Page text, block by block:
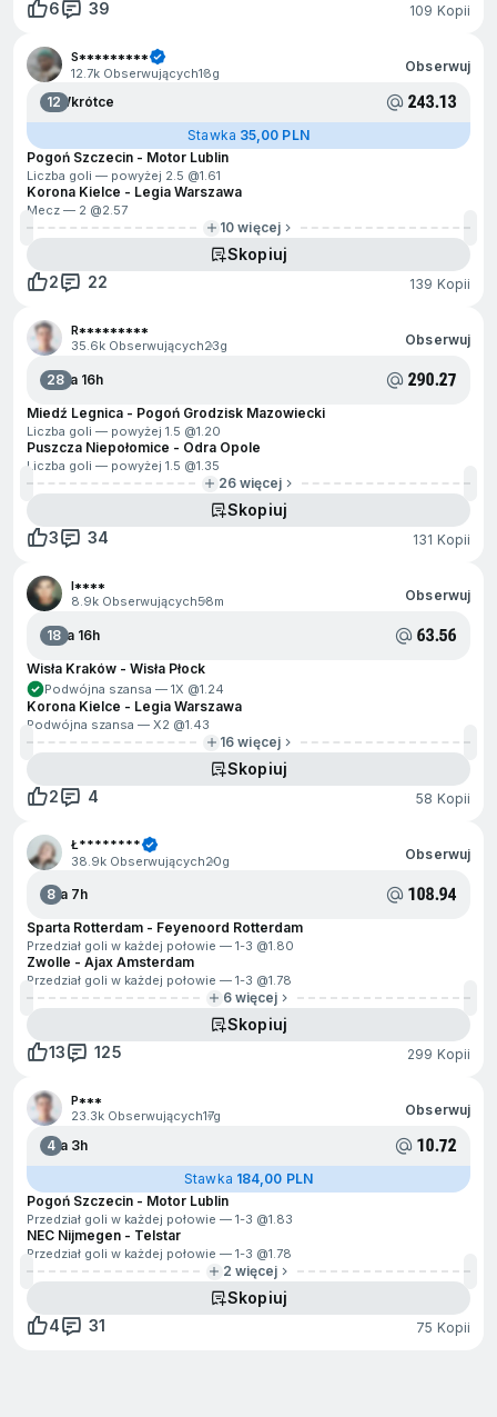
6
39 109 Kopii
S*********
12.7k Obserwujących18g Obserwuj
12Wkrótce 243.13
Stawka 35,00 PLN
Pogoń Szczecin - Motor Lublin
Liczba goli — powyżej 2.5 @1.61
Korona Kielce - Legia Warszawa
Mecz — 2 @2.57
10 więcej
Skopiuj
2
22 139 Kopii
R*********
35.6k Obserwujących23g Obserwuj
28Za 16h 290.27
Miedź Legnica - Pogoń Grodzisk Mazowiecki
Liczba goli — powyżej 1.5 @1.20
Puszcza Niepołomice - Odra Opole
Liczba goli — powyżej 1.5 @1.35
26 więcej
Skopiuj
3
34 131 Kopii
I****
8.9k Obserwujących58m Obserwuj
18Za 16h 63.56
Wisła Kraków - Wisła Płock
Podwójna szansa — 1X @1.24
Korona Kielce - Legia Warszawa
Podwójna szansa — X2 @1.43
16 więcej
Skopiuj
2
4 58 Kopii
Ł********
38.9k Obserwujących20g Obserwuj
8Za 7h 108.94
Sparta Rotterdam - Feyenoord Rotterdam
Przedział goli w każdej połowie — 1-3 @1.80
Zwolle - Ajax Amsterdam
Przedział goli w każdej połowie — 1-3 @1.78
6 więcej
Skopiuj
13
125 299 Kopii
P***
23.3k Obserwujących17g Obserwuj
4Za 3h 10.72
Stawka 184,00 PLN
Pogoń Szczecin - Motor Lublin
Przedział goli w każdej połowie — 1-3 @1.83
NEC Nijmegen - Telstar
Przedział goli w każdej połowie — 1-3 @1.78
2 więcej
Skopiuj
4
31 75 Kopii